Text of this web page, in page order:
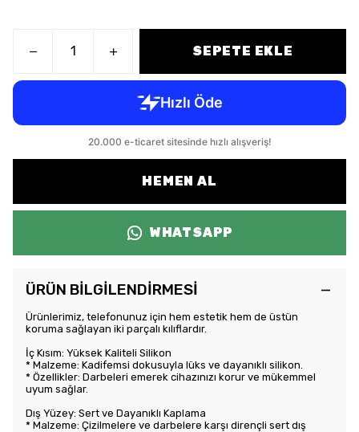
SEPETE EKLE
HEMEN AL
WHATSAPP
ÜRÜN BİLGİLENDİRMESİ
Ürünlerimiz, telefonunuz için hem estetik hem de üstün
koruma sağlayan iki parçalı kılıflardır.
İç Kısım: Yüksek Kaliteli Silikon
* Malzeme: Kadifemsi dokusuyla lüks ve dayanıklı silikon.
* Özellikler: Darbeleri emerek cihazınızı korur ve mükemmel
uyum sağlar.
Dış Yüzey: Sert ve Dayanıklı Kaplama
* Malzeme: Çizilmelere ve darbelere karşı dirençli sert dış